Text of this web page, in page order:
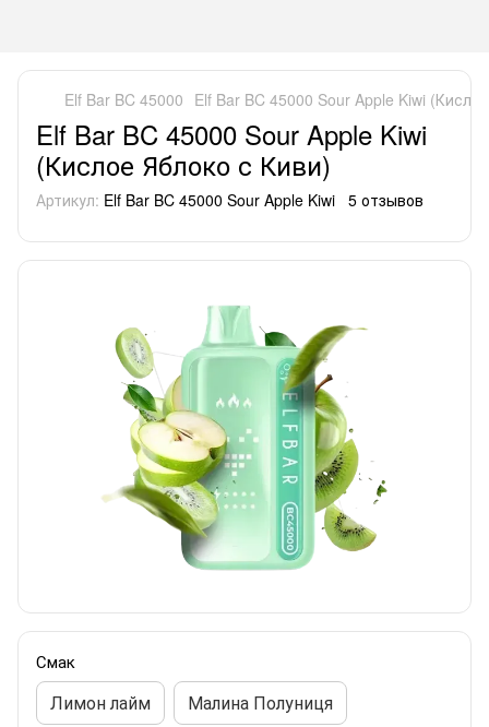
Elf Bar BC 45000 Elf Bar BC 45000 Sour Apple Kiwi
Elf Bar BC 45000 Sour Apple Kiwi
(Кислое Яблоко с Киви)
Артикул: Elf Bar BC 45000 Sour Apple Kiwi 5 отзывов
Смак
Лимон лайм Малина Полуниця